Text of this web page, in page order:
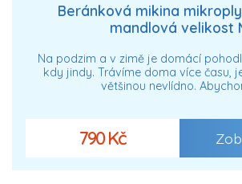
Beránková mikina
mandlová velikost
Na podzim a v zimě je domácí
kdy jindy. Trávíme doma více času,
většinou nevlídno.
790 Kč